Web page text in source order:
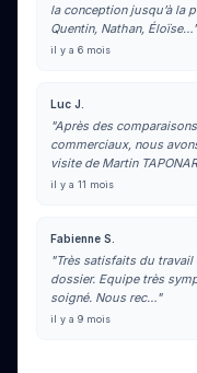
la conception jusqu’à la
Quentin, Nathan, Éloïse…"
il y a 6 mois
Luc J.
"Après des
commerciaux, nous
visite de Martin
il y a 11 mois
Fabienne S.
"Très satisfaits du
dossier. Equipe très
soigné. Nous rec…"
il y a 9 mois